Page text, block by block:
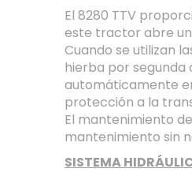
El 8280 TTV
este tractor abre
Cuando se utilizan
hierba por segunda
automáticamente
protección a la
El mantenimiento
mantenimiento sin
SISTEMA